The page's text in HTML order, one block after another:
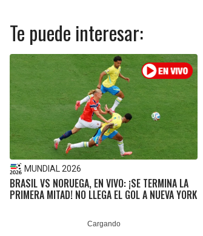
Te puede interesar:
MUNDIAL 2026
BRASIL VS NORUEGA, EN VIVO: ¡SE TERMINA LA
PRIMERA MITAD! NO LLEGA EL GOL A NUEVA YORK